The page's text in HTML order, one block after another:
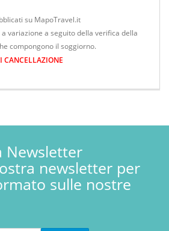
su MapoTravel.it
variazione a seguito della verifica della
compongono il soggiorno.
CANCELLAZIONE
Newsletter
newsletter per
sulle nostre